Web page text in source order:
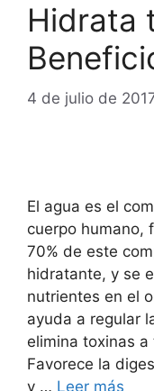
Hidrata
4 de julio de
El agua es el
cuerpo humano,
70% de este
hidratante, y se
nutrientes en el
ayuda a regular
elimina toxinas
Favorece la
y … Leer más